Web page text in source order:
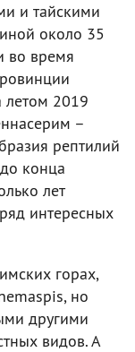
и тайскими
около 35
во время
летом 2019
–
рептилий
конца
лет
интересных
горах,
но
другими
видов. А